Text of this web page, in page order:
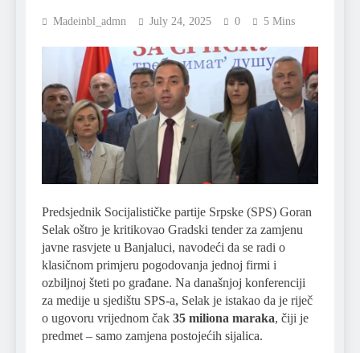
Madeinbl_admn July 24, 2025 0 5 Mins
Predsjednik Socijalističke partije Srpske (SPS) Goran
Selak oštro je kritikovao Gradski tender za zamjenu
javne rasvjete u Banjaluci, navodeći da se radi o
klasičnom primjeru pogodovanja jednoj firmi i
ozbiljnoj šteti po građane. Na današnjoj konferenciji
za medije u sjedištu SPS-a, Selak je istakao da je riječ
o ugovoru vrijednom čak 35 miliona maraka, čiji je
predmet – samo zamjena postojećih sijalica.